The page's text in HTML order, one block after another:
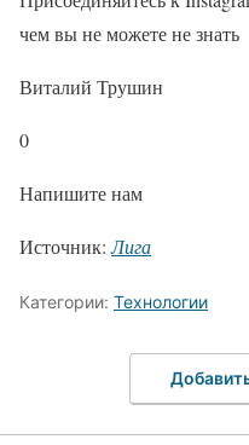
чем вы не можете не знать
Виталий Трушин
0
Напишите нам
Источник:Лига
Категории: Технологии